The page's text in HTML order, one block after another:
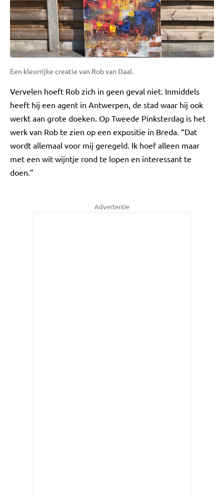
Een kleurrijke creatie van Rob van Daal.
Vervelen hoeft Rob zich in geen geval niet. Inmiddels
heeft hij een agent in Antwerpen, de stad waar hij ook
werkt aan grote doeken. Op Tweede Pinksterdag is het
werk van Rob te zien op een expositie in Breda. “Dat
wordt allemaal voor mij geregeld. Ik hoef alleen maar
met een wit wijntje rond te lopen en interessant te
doen.”
Advertentie